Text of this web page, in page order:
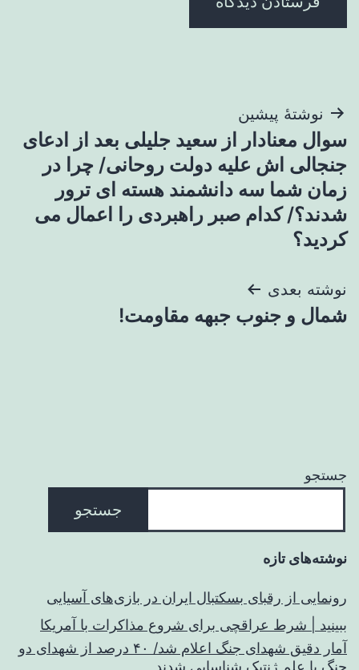
راهبری
نوشته
نوشتهٔ پیشین
سوال معنادار از سعید جلیلی بعد از ادعای
جنجالی اش علیه دولت روحانی/ چرا در
زمان شما سه دانشمند هسته ای ترور
شدند؟/ کدام صبر راهبردی را اعمال می
کردید؟
نوشته بعدی
شمال و جنوب جبهه مقاومت!
جستجو
جستجو
نوشته‌های تازه
رونمایی از رقبای بسکتبال ایران در بازی‌های آسیایی
ببینید | شرط عراقچی برای شروع مذاکرات با آمریکا
آمار دقیق شهدای جنگ اعلام شد/ ۴۰ درصد از شهدای دو